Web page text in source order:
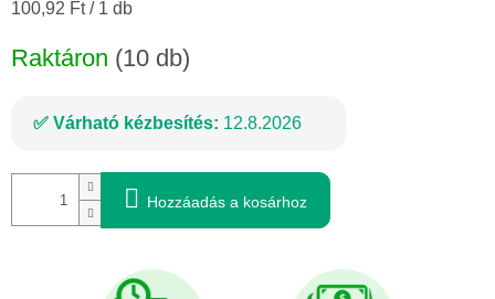
Egységár:
100,92 Ft / 1 db
Raktáron (10 db)
Várható kézbesítés: 12.8.2026
Hozzáadás a kosárhoz